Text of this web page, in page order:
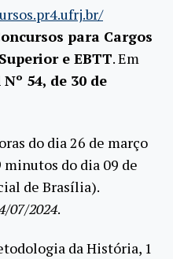
para Cargos
e EBTT. Em
54, de 30 de
do dia 26 de março
minutos do dia 09 de
de Brasília).
07/2024.
da História, 1